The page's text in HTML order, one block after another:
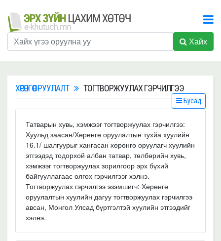
Хайх
ХӨРӨНГӨ ОРУУЛАЛТ ТОГТВОРЖУУЛАХ ГЭРЧИЛГЭЭ
Бусад
Татварын хувь, хэмжээг тогтворжуулах гэрчилгээ:
Хуульд заасан/Хөрөнгө оруулалтын тухйа хуулийн
16.1/ шалгуурыг хангасан хөрөнгө оруулагч хуулийн
этгээдэд тодорхой албан татвар, төлбөрийн хувь,
хэмжээг тогтворжуулах зорилгоор эрх бүхий
байгууллагаас олгох гэрчилгээг хэлнэ.
Тогтворжуулах гэрчилгээ эзэмшигч: Хөрөнгө
оруулалтын хуулийн дагуу тогтворжуулах гэрчилгээ
авсан, Монгол Улсад бүртгэлтэй хуулийн этгээдийг
хэлнэ.